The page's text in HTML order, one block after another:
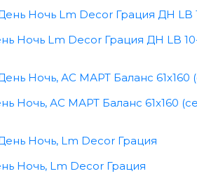
Ночь Lm Decor Грация ДН LB
Ночь, АС МАРТ Баланс 61x160
Ночь, Lm Decor Грация